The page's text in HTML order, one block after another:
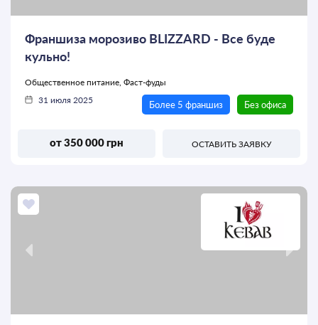
Франшиза морозиво BLIZZARD - Все буде
кульно!
Общественное питание, Фаст-фуды
31 июля 2025
Более 5 франшиз Без офиса
от 350 000 грн ОСТАВИТЬ ЗАЯВКУ